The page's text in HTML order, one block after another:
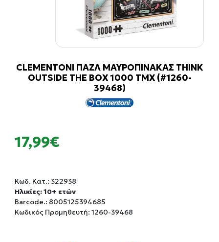
CLEMENTONI ΠΑΖΛ ΜΑΥΡΟΠΙΝΑΚΑΣ THINK
OUTSIDE THE BOX 1000 ΤΜΧ (#1260-
39468)
17,99€
Κωδ. Κατ.: 322938
Ηλικίες: 10+ ετών
Barcode.: 8005125394685
Κωδικός Προμηθευτή: 1260-39468